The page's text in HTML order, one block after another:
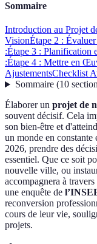
Sommaire
Introduction au Projet
VisionÉtape 2 :
:Étape 3 : Planification
:Étape 4 : Mettre en
AjustementsChecklist
Sommaire(10
Élaborer un projet de
souvent décisif. Cela
son bien-être et
un monde en
2026, prendre des
essentiel. Que ce soit
nouvelle ville, ou
accompagnera à
une enquête de
reconversion
cours de leur vie,
projets.